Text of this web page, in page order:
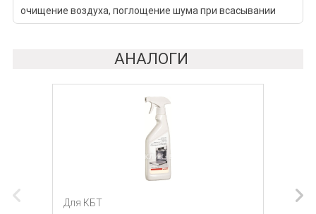
очищение воздуха, поглощение шума при всасывании
АНАЛОГИ
Для КБТ